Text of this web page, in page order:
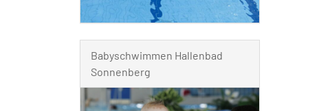
Babyschwimmen Hallenbad
Sonnenberg